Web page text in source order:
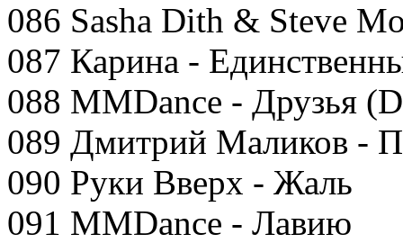
086 Sasha Dith & Steve
087 Карина -
088 MMDance - Друзья
089 Дмитрий Маликов -
090 Руки Вверх - Жаль
091 MMDance - Лавию